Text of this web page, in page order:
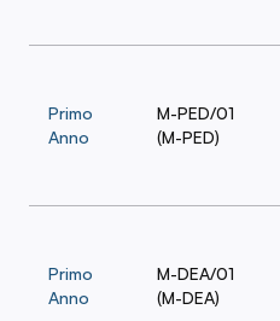
Primo
Anno
M-PED/01
(M-PED)
Primo
Anno
M-DEA/01
(M-DEA)